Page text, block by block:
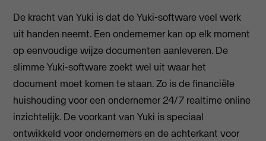
De kracht van Yuki is dat de Yuki-software veel werk
uit handen neemt. Een ondernemer kan op elk moment
op eenvoudige wijze documenten aanleveren. De
slimme Yuki-software zoekt wel uit waar het
document moet komen te staan. Zo is de financiële
huishouding voor een ondernemer 24/7 realtime online
inzichtelijk. De voorkant van Yuki is speciaal
ontwikkeld voor ondernemers en de achterkant voor